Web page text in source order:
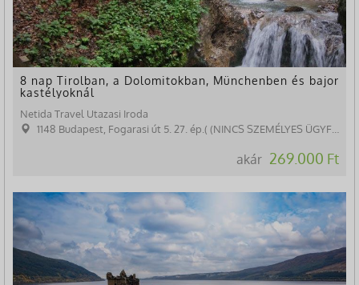
8 nap Tirolban, a Dolomitokban, Münchenben és bajor
kastélyoknál
Netida Travel Utazasi Iroda
1148 Budapest, Fogarasi út 5. 27. ép.( (NINCS SZEMÉLYES ÜGYFÉLFOGADÁS)
akár 269.000 Ft